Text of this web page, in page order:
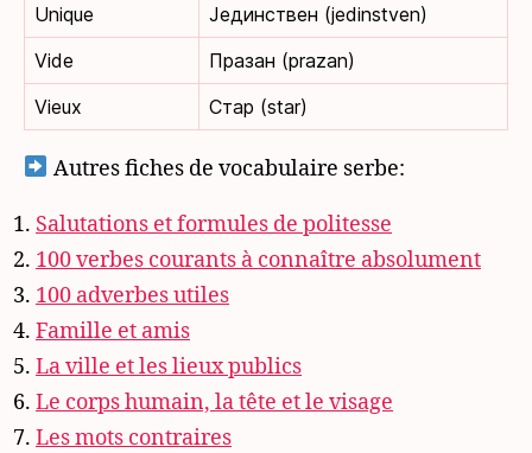
Unique
Јединствен (jedinstven)
Vide
Празан (prazan)
Vieux
Стар (star)
Autres fiches de vocabulaire serbe:
Salutations et formules de politesse
100 verbes courants à connaître absolument
100 adverbes utiles
Famille et amis
La ville et les lieux publics
Le corps humain, la tête et le visage
Les mots contraires